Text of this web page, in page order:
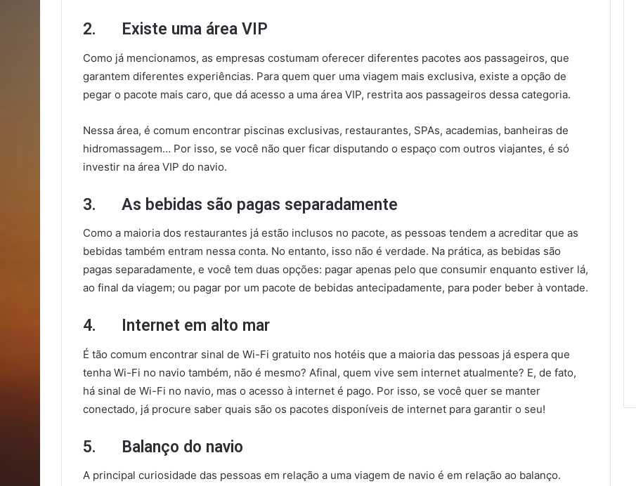
2. Existe uma área VIP
Como já mencionamos, as empresas costumam oferecer diferentes pacotes aos passageiros, que
garantem diferentes experiências. Para quem quer uma viagem mais exclusiva, existe a opção de
pegar o pacote mais caro, que dá acesso a uma área VIP, restrita aos passageiros dessa categoria.
Nessa área, é comum encontrar piscinas exclusivas, restaurantes, SPAs, academias, banheiras de
hidromassagem… Por isso, se você não quer ficar disputando o espaço com outros viajantes, é só
investir na área VIP do navio.
3. As bebidas são pagas separadamente
Como a maioria dos restaurantes já estão inclusos no pacote, as pessoas tendem a acreditar que as
bebidas também entram nessa conta. No entanto, isso não é verdade. Na prática, as bebidas são
pagas separadamente, e você tem duas opções: pagar apenas pelo que consumir enquanto estiver lá,
ao final da viagem; ou pagar por um pacote de bebidas antecipadamente, para poder beber à vontade.
4. Internet em alto mar
É tão comum encontrar sinal de Wi-Fi gratuito nos hotéis que a maioria das pessoas já espera que
tenha Wi-Fi no navio também, não é mesmo? Afinal, quem vive sem internet atualmente? E, de fato,
há sinal de Wi-Fi no navio, mas o acesso à internet é pago. Por isso, se você quer se manter
conectado, já procure saber quais são os pacotes disponíveis de internet para garantir o seu!
5. Balanço do navio
A principal curiosidade das pessoas em relação a uma viagem de navio é em relação ao balanço.